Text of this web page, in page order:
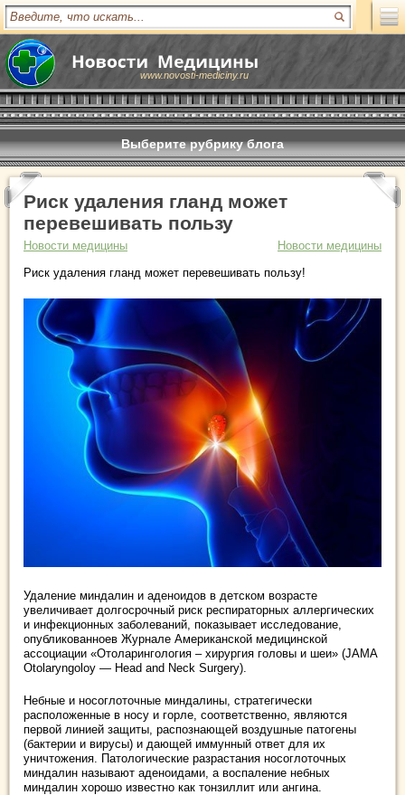
www.novosti-mediciny.ru
Выберите рубрику блога
Риск удаления гланд может
перевешивать пользу
Новости медицины
Новости медицины
Риск удаления гланд может перевешивать пользу!
Удаление миндалин и аденоидов в детском возрасте
увеличивает долгосрочный риск респираторных аллергических
и инфекционных заболеваний, показывает исследование,
опубликованноев Журнале Американской медицинской
ассоциации «Отоларингология – хирургия головы и шеи» (JAMA
Otolaryngoloy — Head and Neck Surgery).
Небные и носоглоточные миндалины, стратегически
расположенные в носу и горле, соответственно, являются
первой линией защиты, распознающей воздушные патогены
(бактерии и вирусы) и дающей иммунный ответ для их
уничтожения. Патологические разрастания носоглоточных
миндалин называют аденоидами, а воспаление небных
миндалин хорошо известно как тонзиллит или ангина.